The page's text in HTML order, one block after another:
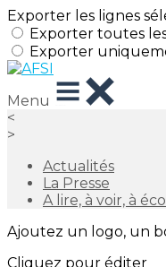
Exporter les lignes
Exporter toutes
Exporter
Menu
<
>
Actualités
La Presse
A lire, à voir, à
Ajoutez un logo, un
Cliquez pour éditer